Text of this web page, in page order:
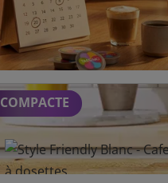
COMPACTE